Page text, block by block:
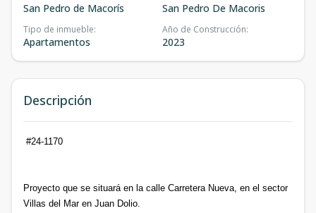
San Pedro de Macorís San Pedro De Macoris
Tipo de inmueble:
Apartamentos
Año de Construcción:
2023
Descripción
#24-1170
Proyecto que se situará en la calle Carretera Nueva, en el sector
Villas del Mar en Juan Dolio.